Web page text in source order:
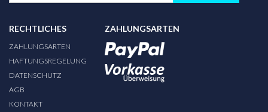
RECHTLICHES
ZAHLUNGSARTEN
HAFTUNGSREGELUNG
DATENSCHUTZ
AGB
KONTAKT
ZAHLUNGSARTEN